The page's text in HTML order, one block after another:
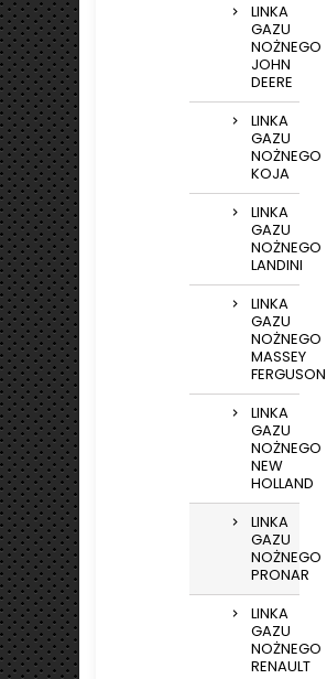
LINKA
GAZU
NOŻNEGO
JOHN
DEERE
LINKA
GAZU
NOŻNEGO
KOJA
LINKA
GAZU
NOŻNEGO
LANDINI
LINKA
GAZU
NOŻNEGO
MASSEY
FERGUSON
LINKA
GAZU
NOŻNEGO
NEW
HOLLAND
LINKA
GAZU
NOŻNEGO
PRONAR
LINKA
GAZU
NOŻNEGO
RENAULT